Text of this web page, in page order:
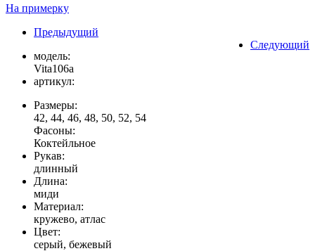
На примерку
Предыдущий
Следующий
модель:
Vita106a
артикул:
Размеры:
42, 44, 46, 48, 50, 52, 54
Фасоны:
Коктейльное
Рукав:
длинный
Длина:
миди
Материал:
кружево, атлас
Цвет:
серый, бежевый